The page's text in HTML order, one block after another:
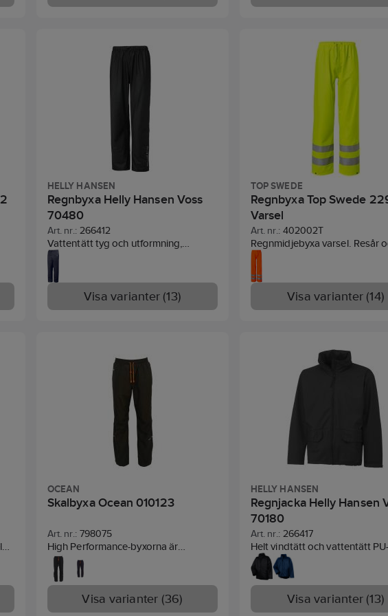
3, EN 343. 10000 mm vattenpelare.
och reglerbart ärmslut.
HELLY HANSEN
Regnbyxa Helly Hansen Voss
70480
Art. nr.: 266412
Vattentätt tyg och utformning,
reflexdetaljer, resår i midja, justering
med tryckknappar nedtill. Vattentät
8000 mm.Material:100% polyester,
170 g/m², PU-belagd.Standard:
343 klass 3,1.
Visa varianter (13)
TOP SWEDE
Regnbyxa Top Swede
Varsel
Art. nr.: 402002T
Regnmidjebyxa varsel. Resår
reglerbar snodd i midjan.
Material:Polyuretanbelagd
Standard:EN ISO 20471,
343.
Visa varianter (14)
OCEAN
Skalbyxa Ocean 010123
Art. nr.: 798075
High Performance-byxorna är
idealiska för utomhusaktivitet och
rörelse och är tillverkade av 70%
återvunnen polyester. Jackan andas
(10.000 g/ m2*24 timmar) och är
vattentät (10.000 mm). Framsida och
Visa varianter (36)
HELLY HANSEN
Regnjacka Helly Hansen
70180
Art. nr.: 266417
Helt vindtätt och vattentätt PU-
material med Helox+-teknik
fullständigt skydd mot vädret.
Stretchmaterialet PU Helox+
vikt tillför extra komfort när
används i flera timmar. Två
Visa varianter (13)